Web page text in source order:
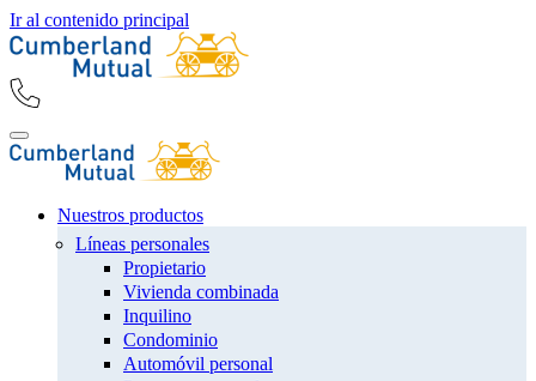
Ir al contenido principal
Nuestros productos
Líneas personales
Propietario
Vivienda combinada
Inquilino
Condominio
Automóvil personal